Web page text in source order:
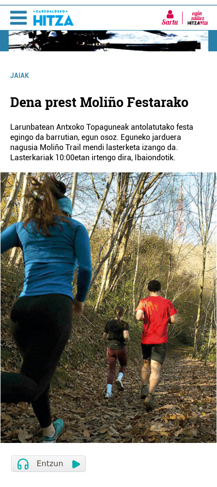
Sartu
JAIAK
Dena prest Moliño Festarako
Larunbatean Antxoko Topaguneak antolatutako festa
egingo da barrutian, egun osoz. Eguneko jarduera
nagusia Moliño Trail mendi lasterketa izango da.
Lasterkariak 10:00etan irtengo dira, Ibaiondotik.